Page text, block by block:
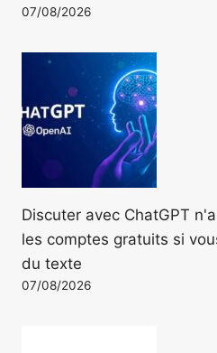
07/08/2026
Discuter avec ChatGPT
les comptes gratuits si
du texte
07/08/2026